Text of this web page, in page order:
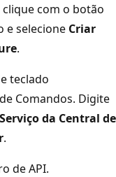
clique com o botão
e selecione Criar
.
teclado
Comandos. Digite
da Central de
.
de API.